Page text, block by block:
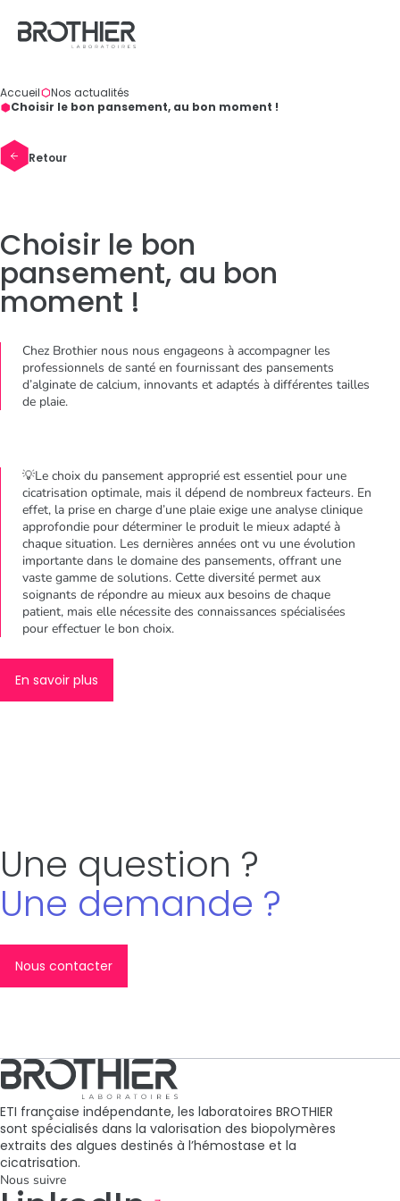
Vous
êtes
:
Accueil
Nos actualités
Choisir le bon pansement, au bon moment !
Retour
Choisir le bon
pansement, au bon
moment !
Chez Brothier nous nous engageons à accompagner les
professionnels de santé en fournissant des pansements
d’alginate de calcium, innovants et adaptés à différentes tailles
de plaie.
💡Le choix du pansement approprié est essentiel pour une
cicatrisation optimale, mais il dépend de nombreux facteurs. En
effet, la prise en charge d’une plaie exige une analyse clinique
approfondie pour déterminer le produit le mieux adapté à
chaque situation. Les dernières années ont vu une évolution
importante dans le domaine des pansements, offrant une
vaste gamme de solutions. Cette diversité permet aux
soignants de répondre au mieux aux besoins de chaque
patient, mais elle nécessite des connaissances spécialisées
pour effectuer le bon choix.
En savoir plus
Une question ?
Une demande ?
Nous contacter
ETI française indépendante, les laboratoires BROTHIER
sont spécialisés dans la valorisation des biopolymères
extraits des algues destinés à l’hémostase et la
cicatrisation.
Nous suivre